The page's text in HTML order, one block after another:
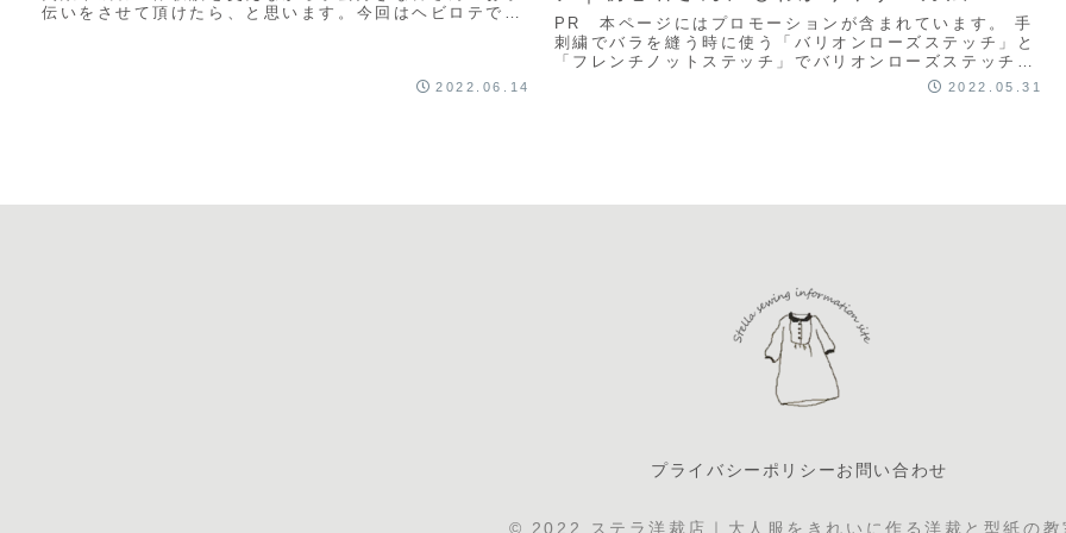
伝いをさせて頂けたら、と思います。今回はヘビロテで薄
2022.06.14
PR 本ページにはプロモーションが含まれています。 手
刺繍でバラを縫う時に使う「バリオンローズステッチ」と
「フレンチノットステッチ」でバリオンローズステッチの
糸の巻き方、引き方などの細かい動きやフレン...2022.05.31
プライバシーポリシーお問い合わせ
© 2022 ステラ洋裁店｜大人服をきれいに作る洋裁と型紙の